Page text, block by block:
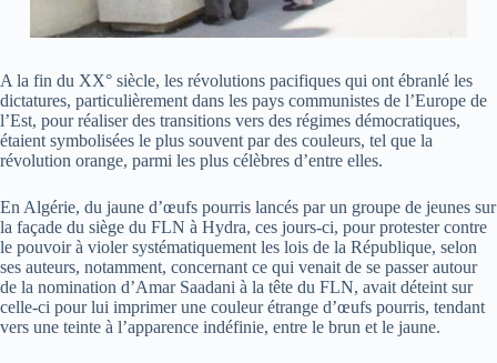
A la fin du XX° siècle, les révolutions pacifiques qui ont ébranlé les
dictatures, particulièrement dans les pays communistes de l’Europe de
l’Est, pour réaliser des transitions vers des régimes démocratiques,
étaient symbolisées le plus souvent par des couleurs, tel que la
révolution orange, parmi les plus célèbres d’entre elles.
En Algérie, du jaune d’œufs pourris lancés par un groupe de jeunes sur
la façade du siège du FLN à Hydra, ces jours-ci, pour protester contre
le pouvoir à violer systématiquement les lois de la République, selon
ses auteurs, notamment, concernant ce qui venait de se passer autour
de la nomination d’Amar Saadani à la tête du FLN, avait déteint sur
celle-ci pour lui imprimer une couleur étrange d’œufs pourris, tendant
vers une teinte à l’apparence indéfinie, entre le brun et le jaune.